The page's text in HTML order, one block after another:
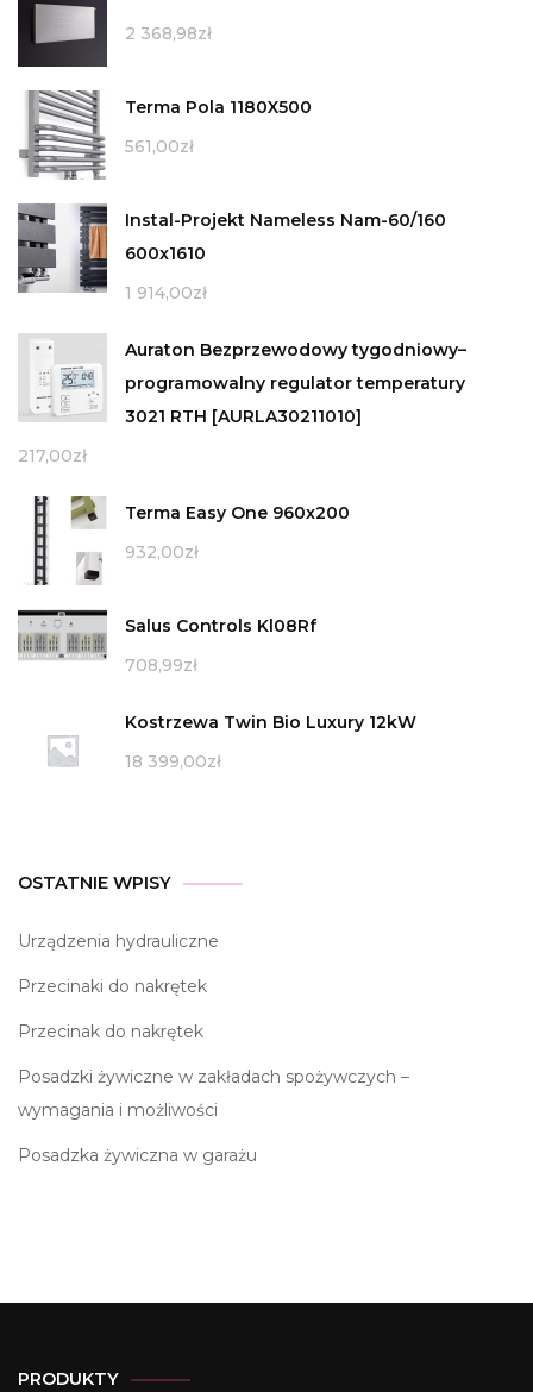
2 368,98zł
Terma Pola 1180X500
561,00zł
Instal-Projekt Nameless Nam-60/160
600x1610
1 914,00zł
Auraton Bezprzewodowy tygodniowy–
programowalny regulator temperatury
3021 RTH [AURLA30211010]
217,00zł
Terma Easy One 960x200
932,00zł
Salus Controls Kl08Rf
708,99zł
Kostrzewa Twin Bio Luxury 12kW
18 399,00zł
OSTATNIE WPISY
Urządzenia hydrauliczne
Przecinaki do nakrętek
Przecinak do nakrętek
Posadzki żywiczne w zakładach spożywczych –
wymagania i możliwości
Posadzka żywiczna w garażu
PRODUKTY